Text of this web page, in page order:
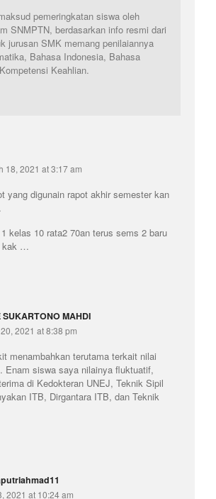
pemeringkatan siswa oleh
SNMPTN, berdasarkan info resmi dari
jurusan SMK memang penilaiannya
Bahasa Indonesia, Bahasa
Keahlian.
18, 2021 at 3:17 am
yang digunain rapot akhir semester kan
kelas 10 rata2 70an terus sems 2 baru
kak …
SUKARTONO MAHDI
2021 at 8:38 pm
menambahkan terutama terkait nilai
Enam siswa saya nilainya fluktuatif,
di Kedokteran UNEJ, Teknik Sipil
ITB, Dirgantara ITB, dan Teknik
2021 at 10:24 am